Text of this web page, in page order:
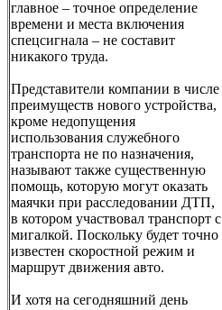
главное – точное определение
времени и места включения
спецсигнала – не составит
никакого труда.
Представители компании в числе
преимуществ нового устройства,
кроме недопущения
использования служебного
транспорта не по назначения,
называют также существенную
помощь, которую могут оказать
маячки при расследовании ДТП,
в котором участвовал транспорт с
мигалкой. Поскольку будет точно
известен скоростной режим и
маршрут движения авто.
И хотя на сегодняшний день